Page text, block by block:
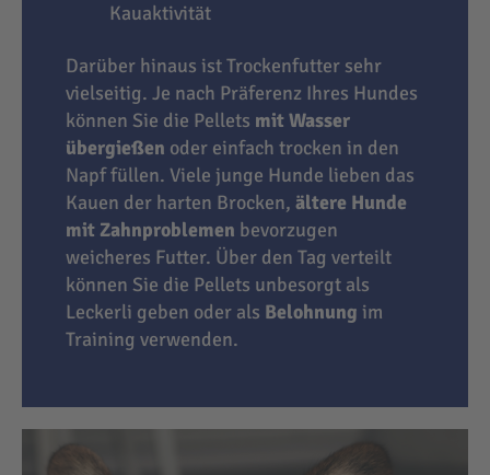
Kauaktivität
Darüber hinaus ist Trockenfutter sehr
vielseitig. Je nach Präferenz Ihres Hundes
können Sie die Pellets mit Wasser
übergießen oder einfach trocken in den
Napf füllen. Viele junge Hunde lieben das
Kauen der harten Brocken, ältere Hunde
mit Zahnproblemen bevorzugen
weicheres Futter. Über den Tag verteilt
können Sie die Pellets unbesorgt als
Leckerli geben oder als Belohnung im
Training verwenden.